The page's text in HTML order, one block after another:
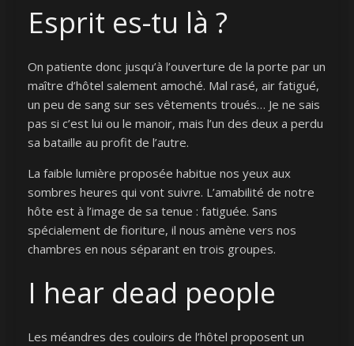
Esprit es-tu là ?
On patiente donc jusqu’à l’ouverture de la porte par un
maître d’hôtel salement amoché. Mal rasé, air fatigué,
un peu de sang sur ses vêtements troués… Je ne sais
pas si c’est lui ou le manoir, mais l’un des deux a perdu
sa bataille au profit de l’autre.
La faible lumière proposée habitue nos yeux aux
sombres heures qui vont suivre. L’amabilité de notre
hôte est à l’image de sa tenue : fatiguée. Sans
spécialement de fioriture, il nous amène vers nos
chambres en nous séparant en trois groupes.
I hear dead people
Les méandres des couloirs de l’hôtel proposent un